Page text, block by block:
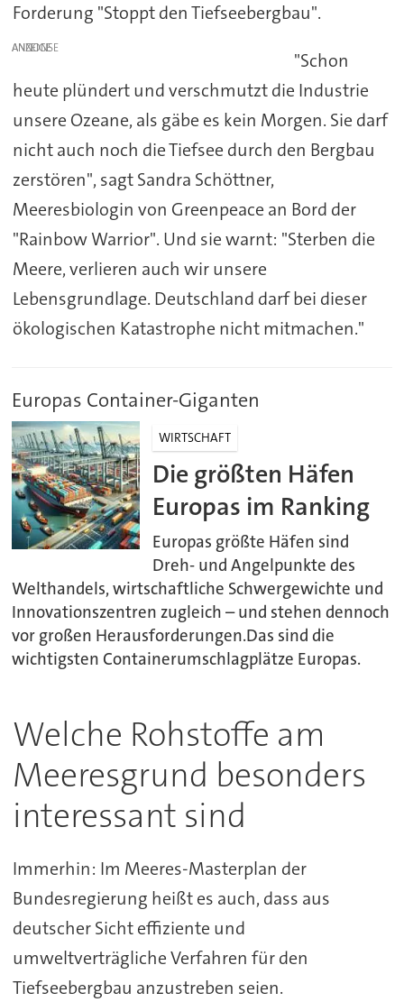
Forderung "Stoppt den Tiefseebergbau".
ANZEIGE
"Schon
heute plündert und verschmutzt die Industrie
unsere Ozeane, als gäbe es kein Morgen. Sie darf
nicht auch noch die Tiefsee durch den Bergbau
zerstören", sagt Sandra Schöttner,
Meeresbiologin von Greenpeace an Bord der
"Rainbow Warrior". Und sie warnt: "Sterben die
Meere, verlieren auch wir unsere
Lebensgrundlage. Deutschland darf bei dieser
ökologischen Katastrophe nicht mitmachen."
Europas Container-Giganten
WIRTSCHAFT
Die größten Häfen
Europas im Ranking
Europas größte Häfen sind
Dreh- und Angelpunkte des
Welthandels, wirtschaftliche Schwergewichte und
Innovationszentren zugleich – und stehen dennoch
vor großen Herausforderungen.Das sind die
wichtigsten Containerumschlagplätze Europas.
Welche Rohstoffe am
Meeresgrund besonders
interessant sind
Immerhin: Im Meeres-Masterplan der
Bundesregierung heißt es auch, dass aus
deutscher Sicht effiziente und
umweltverträgliche Verfahren für den
Tiefseebergbau anzustreben seien.